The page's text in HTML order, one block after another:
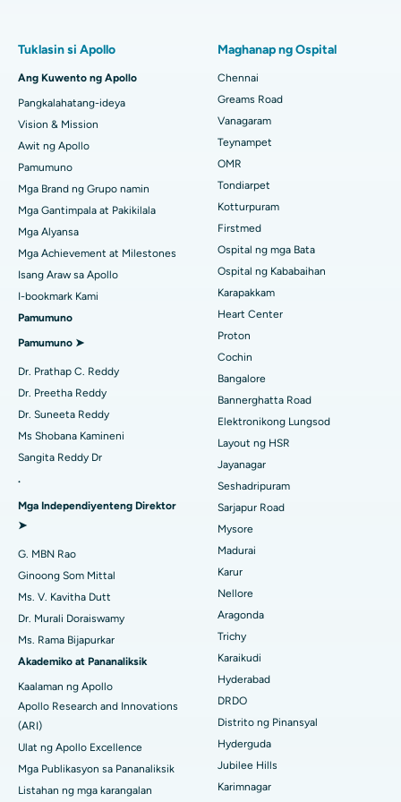
Maghanap ng Dentista
Maghanap ng Pediatrics
Maghanap ng Dermatologist
Maghanap ng Urologist
Maghanap ng Diabetologist
Maghanap ng Ginekologo
Maghanap ng Pangkalahatang Doktor
Maghanap ng Sikologo
Maghanap ng Pangkalahatang Siruhano
Pinakamahusay na Ospital ng Kababaihan sa Thousand Lights,
Pinakamahusay na Ospital sa Paschim Boragaon, Guwahati
Pinakamahusay na Ospital sa PH Road, Chennai
Pinakamahusay na Sentro ng Puso sa Thousand Lights, Chennai
Pinakamahusay na Ospital sa Jubilee Hills, Hyderabad
Pinakamahusay na Ospital sa Tondiarpet, Chennai
Pinakamahusay na Ospital sa Kotturpuram, Chennai
Pinakamahusay na Ospital sa Kovai Road, Karur
Pinakamahusay na Ospital sa Karapakkam, Chennai
Pinakamahusay na Ospital sa Arilova, Vizag
Pinakamahusay na Ospital sa Kanpur Road, Lucknow
Pinakamahusay na Ospital sa Sektor-26, Noida
Pinakamahusay na Ospital sa Gandhinagar, Ahmedabad
Pinakamahusay na Ospital sa Aragonda, Andhra Pradesh
Pinakamahusay na Ospital sa Bannerghatta Road, Bangalore
Pinakamahusay na Ospital sa Unit-15, Bhubaneswar
Pinakamahusay na Ospital sa Seepat Road, Bilaspur
Pinakamahusay na Ospital sa Ellisbridge, Ahmedabad
Pinakamahusay na Ospital sa New Delhi
Pinakamahusay na Ospital sa DRDO, Hyderabad
Pinakamahusay na Ospital sa GS Road, Guwahati
Sleeve Gastrectomy
Lasik Surgery
Rhinoplasty
liposuction
Coronary Angiogram
Kapalit na Transcatheter Aortic Valve
Pag-aayos ng MitraClip Valve
Minimally Invasive Cardiac Surgery
Pagwawaksi ng Catheter
Pagpapalit ng Balikat na Balikat
Endometrial Ablation
Ovarian Cystectomy
Operasyong Kanser sa Dibdib
Brachytherapy
Polypectomy
Deep Brain Stimulation
Peritoneyal Dialysis
Tuklasin si Apollo
Ang Kuwento ng Apollo
Pangkalahatang-ideya
Vision & Mission
Awit ng Apollo
Pamumuno
Mga Brand ng Grupo namin
Mga Gantimpala at Pakikilala
Mga Alyansa
Mga Achievement at Milestones
Isang Araw sa Apollo
I-bookmark Kami
Pamumuno
Pamumuno ➤
Dr. Prathap C. Reddy
Dr. Preetha Reddy
Dr. Suneeta Reddy
Ms Shobana Kamineni
Sangita Reddy Dr
.
Mga Independiyenteng Direktor
➤
G. MBN Rao
Ginoong Som Mittal
Ms. V. Kavitha Dutt
Dr. Murali Doraiswamy
Ms. Rama Bijapurkar
Akademiko at Pananaliksik
Kaalaman ng Apollo
Apollo Research and Innovations
(ARI)
Ulat ng Apollo Excellence
Mga Publikasyon sa Pananaliksik
Listahan ng mga karangalan
Maghanap ng Ospital
Chennai
Greams Road
Vanagaram
Teynampet
OMR
Tondiarpet
Kotturpuram
Firstmed
Ospital ng mga Bata
Ospital ng Kababaihan
Karapakkam
Heart Center
Proton
Cochin
Bangalore
Bannerghatta Road
Elektronikong Lungsod
Layout ng HSR
Jayanagar
Seshadripuram
Sarjapur Road
Mysore
Madurai
Karur
Nellore
Aragonda
Trichy
Karaikudi
Hyderabad
DRDO
Distrito ng Pinansyal
Hyderguda
Jubilee Hills
Karimnagar